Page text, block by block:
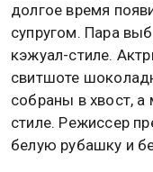
долгое время
супругом. Пара
кэжуал-стиле.
свитшоте
собраны в хвост,
стиле. Режиссер
белую рубашку и